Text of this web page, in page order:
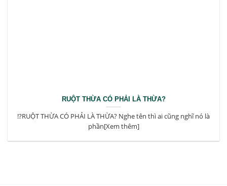
RUỘT THỪA CÓ PHẢI LÀ THỪA?
⁉️RUỘT THỪA CÓ PHẢI LÀ THỪA? Nghe tên thì ai cũng nghĩ nó là
phần[Xem thêm]